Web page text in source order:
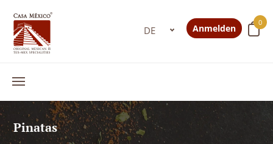
0
Anmelden
Pinatas